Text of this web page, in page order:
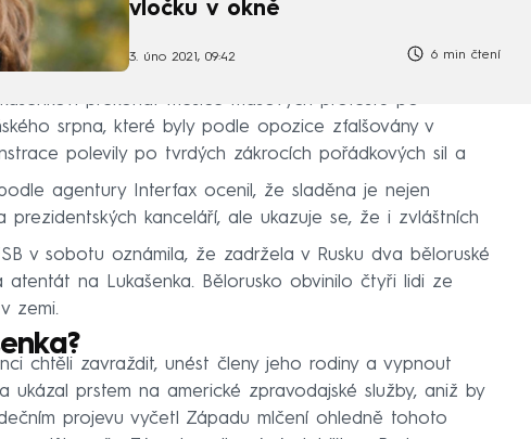
vločku v okně
3. úno 2021, 09:42 6 min čtení
překonat měsíce masových protestů po
srpna, které byly podle opozice zfalšovány v
polevily po tvrdých zákrocích pořádkových sil a
agentury Interfax ocenil, že sladěna je nejen
kanceláří, ale ukazuje se, že i zvláštních
v sobotu oznámila, že zadržela v Rusku dva běloruské
na Lukašenka. Bělorusko obvinilo čtyři lidi ze
zemi.
chtěli zavraždit, unést členy jeho rodiny a vypnout
ukázal prstem na americké zpravodajské služby, aniž by
projevu vyčetl Západu mlčení ohledně tohoto